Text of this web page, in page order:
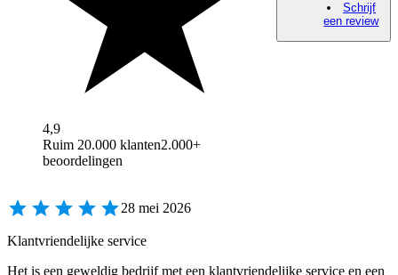
4,9
Ruim 20.000 klanten2.000+
beoordelingen
Schrijf
een review
28 mei 2026
Klantvriendelijke service
Het is een geweldig bedrijf met een klantvriendelijke service en een